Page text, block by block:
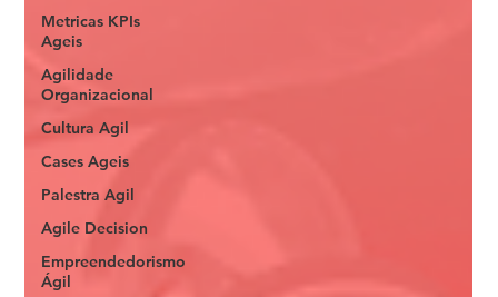
Metricas KPIs
Ageis
Agilidade
Organizacional
Cultura Agil
Cases Ageis
Palestra Agil
Agile Decision
Empreendedorismo
Ágil